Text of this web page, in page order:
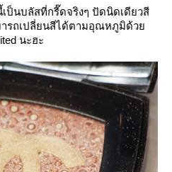
ป็นบลัสที่กรี๊ดจริงๆ ปัดนิดเดียวสี
ารถเปลี่ยนสีได้ตามอุณหภูมิด้ว
นะฮะ